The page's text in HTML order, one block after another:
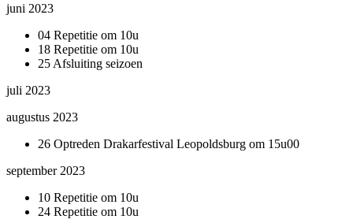
juni 2023
04 Repetitie om 10u
18 Repetitie om 10u
25 Afsluiting seizoen
juli 2023
augustus 2023
26 Optreden Drakarfestival Leopoldsburg om 15u00
september 2023
10 Repetitie om 10u
24 Repetitie om 10u